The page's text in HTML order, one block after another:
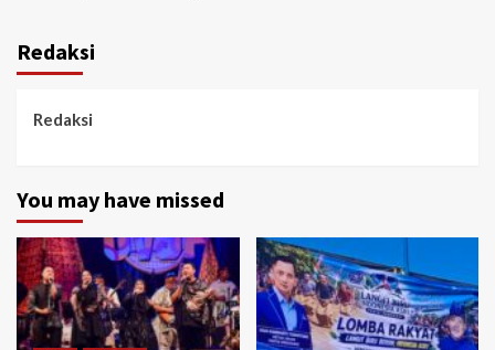
Redaksi
Redaksi
You may have missed